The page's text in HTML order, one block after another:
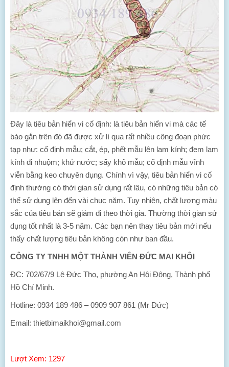
Đây là tiêu bản hiển vi cố định: là tiêu bản hiển vi mà các tế
bào gắn trên đó đã được xử lí qua rất nhiều công đoạn phức
tạp như: cố định mẫu; cắt, ép, phết mẫu lên lam kính; đem lam
kính đi nhuộm; khử nước; sấy khô mẫu; cố định mẫu vĩnh
viễn bằng keo chuyên dụng. Chính vì vậy, tiêu bản hiển vi cố
định thường có thời gian sử dụng rất lâu, có những tiêu bản có
thể sử dụng lên đến vài chục năm. Tuy nhiên, chất lượng màu
sắc của tiêu bản sẽ giảm đi theo thời gia. Thường thời gian sử
dụng tốt nhất là 3-5 năm. Các bạn nên thay tiêu bản mới nếu
thấy chất lượng tiêu bản không còn như ban đầu.
CÔNG TY TNHH MỘT THÀNH VIÊN ĐỨC MAI KHÔI
ĐC: 702/67/9 Lê Đức Thọ, phường An Hội Đông, Thành phố
Hồ Chí Minh.
Hotline: 0934 189 486 – 0909 907 861 (Mr Đức)
Email: thietbimaikhoi@gmail.com
Lượt Xem: 1297